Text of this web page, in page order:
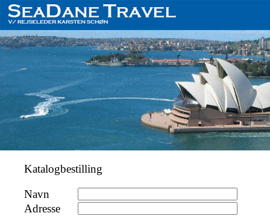
Katalogbestilling
Navn
Adresse